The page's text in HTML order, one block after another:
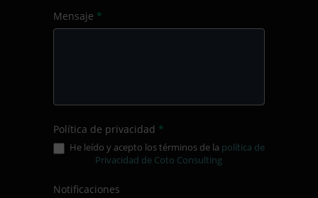
Mensaje *
Política de privacidad *
He leído y acepto los términos de la política de
Privacidad de Coto Consulting
Notificaciones